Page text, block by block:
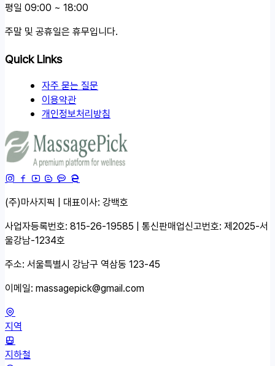
평일 09:00 ~ 18:00
주말 및 공휴일은 휴무입니다.
Quick Links
자주 묻는 질문
이용약관
개인정보처리방침
(주)마사지픽 | 대표이사: 강백호
사업자등록번호: 815-26-19585 | 통신판매업신고번호: 제2025-서
울강남-1234호
주소: 서울특별시 강남구 역삼동 123-45
이메일: massagepick@gmail.com
지역
지하철